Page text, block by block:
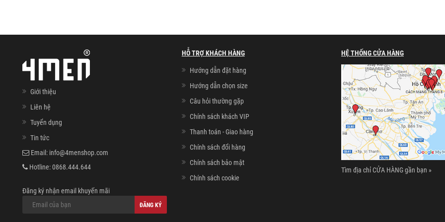
Giới thiệu
Liên hệ
Tuyển dụng
Tin tức
Email: info@4menshop.com
Hotline:0868.444.644
Đăng ký nhận email khuyến mãi
ĐĂNG KÝ
HỖ TRỢ KHÁCH HÀNG
Hướng dẫn đặt hàng
Hướng dẫn chọn size
Câu hỏi thường gặp
Chính sách khách VIP
Thanh toán - Giao hàng
Chính sách đổi hàng
Chính sách bảo mật
Chính sách cookie
HỆ THỐNG CỬA HÀNG
Tìm địa chỉ CỬA HÀNG gần bạn »